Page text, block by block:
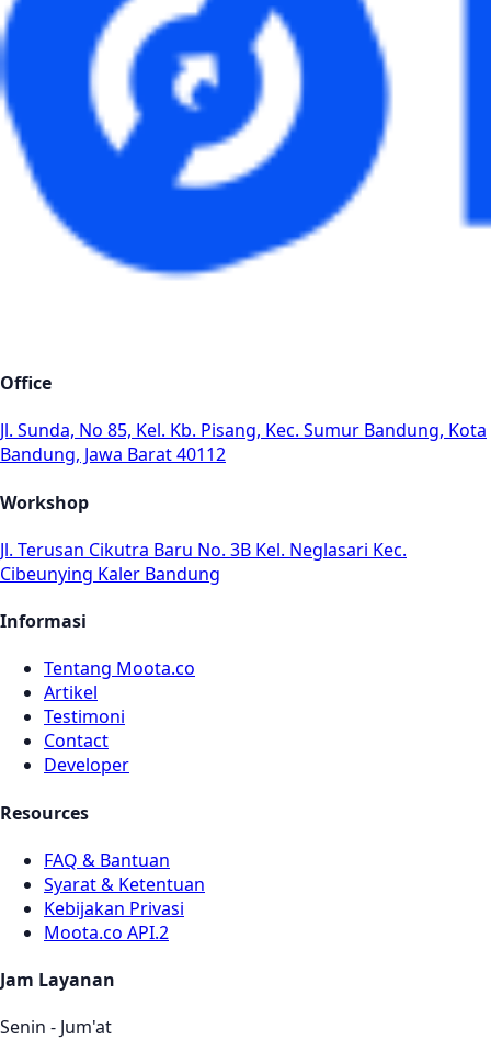
Office
Jl. Sunda, No 85, Kel. Kb. Pisang, Kec. Sumur Bandung, Kota
Bandung, Jawa Barat 40112
Workshop
Jl. Terusan Cikutra Baru No. 3B Kel. Neglasari Kec.
Cibeunying Kaler Bandung
Informasi
Tentang Moota.co
Artikel
Testimoni
Contact
Developer
Resources
FAQ & Bantuan
Syarat & Ketentuan
Kebijakan Privasi
Moota.co API.2
Jam Layanan
Senin - Jum'at